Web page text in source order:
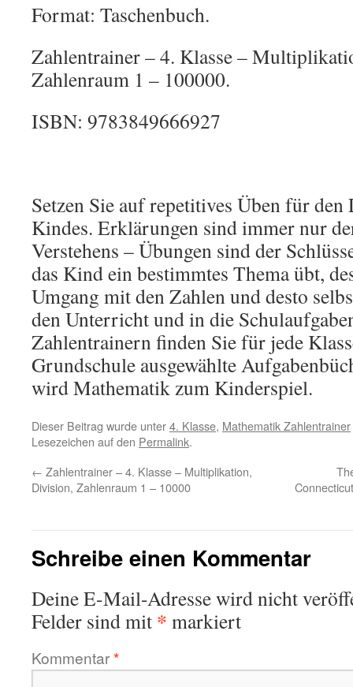
Format: Taschenbuch.
Zahlentrainer – 4. Klasse –
Zahlenraum 1 – 100000.
ISBN: 9783849666927
Setzen Sie auf repetitives Üben für
Kindes. Erklärungen sind immer nur
Verstehens – Übungen sind der
das Kind ein bestimmtes Thema übt,
Umgang mit den Zahlen und desto
den Unterricht und in die
Zahlentrainern finden Sie für jede
Grundschule ausgewählte
wird Mathematik zum Kinderspiel.
Dieser Beitrag wurde unter4. Klasse, Mathematik Zahlentrainer
Lesezeichen auf den Permalink.
← Zahlentrainer – 4. Klasse – Multiplikation,
Division, Zahlenraum 1 – 10000
Schreibe einen Kommentar
Deine E-Mail-Adresse wird nicht
Felder sind mit * markiert
Kommentar*